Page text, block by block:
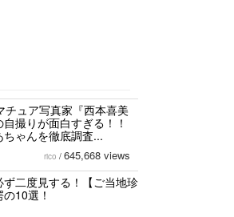
チュア写真家『西本喜美
撮りが面白すぎる！！
ちゃんを徹底調査...
rico / 645,668 views
ず二度見する！【ご当地珍
10選！